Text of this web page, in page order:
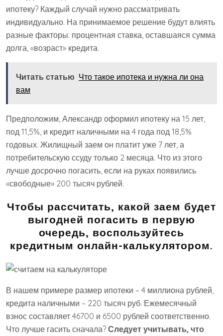
ипотеку? Каждый случай нужно рассматривать
индивидуально. На принимаемое решение будут влиять
разные факторы: процентная ставка, оставшаяся сумма
долга, «возраст» кредита.
Читать статью Что такое ипотека и нужна ли она
вам
Предположим, Александр оформил ипотеку на 15 лет,
под 11,5%, и кредит наличными на 4 года под 18,5%
годовых. Жилищный заем он платит уже 7 лет, а
потребительскую ссуду только 2 месяца. Что из этого
лучше досрочно погасить, если на руках появились
«свободные» 200 тысяч рублей.
Чтобы рассчитать, какой заем будет
выгодней погасить в первую
очередь, воспользуйтесь
кредитным онлайн-калькулятором.
В нашем примере размер ипотеки – 4 миллиона рублей,
кредита наличными – 220 тысяч руб. Ежемесячный
взнос составляет 46700 и 6500 рублей соответственно.
Что лучше гасить сначала? Следует учитывать, что